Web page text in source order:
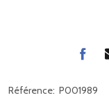
Référence: P001989